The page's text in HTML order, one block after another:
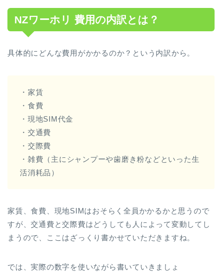
NZワーホリ 費用の内訳とは？
具体的にどんな費用がかかるのか？という内訳から。
・家賃
・食費
・現地SIM代金
・交通費
・交際費
・雑費（主にシャンプーや歯磨き粉などといった生
活消耗品）
家賃、食費、現地SIMはおそらく全員かかるかと思うので
すが、交通費と交際費はどうしても人によって変動してし
まうので、ここはざっくり書かせていただきますね。
では、実際の数字を使いながら書いていきましょ